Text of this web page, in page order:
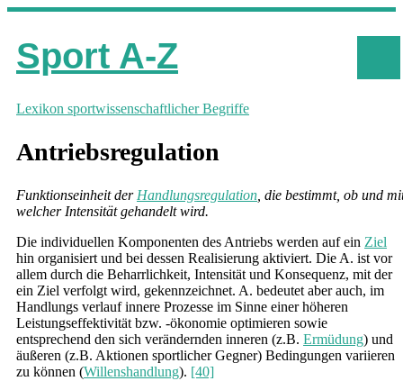
Sport A-Z
Lexikon sportwissenschaftlicher Begriffe
Antriebsregulation
Funktionseinheit der Handlungsregulation , die bestimmt, ob und
welcher Intensität gehandelt wird.
Die individuellen Komponenten des Antriebs werden auf ein Ziel
hin organisiert und bei dessen Realisierung aktiviert. Die A. ist vor
allem durch die Beharrlichkeit, Intensität und Konsequenz, mit der
ein Ziel verfolgt wird, gekennzeichnet. A. bedeutet aber auch, im
Handlungs verlauf innere Prozesse im Sinne einer höheren
Leistungseffektivität bzw. -ökonomie optimieren sowie
entsprechend den sich verändernden inneren (z.B. Ermüdung) und
äußeren (z.B. Aktionen sportlicher Gegner) Bedingungen variieren
zu können (Willenshandlung). [40]